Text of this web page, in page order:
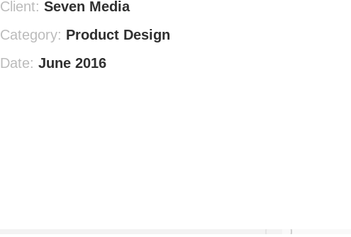
Client: Seven Media
Category: Product Design
Date: June 2016